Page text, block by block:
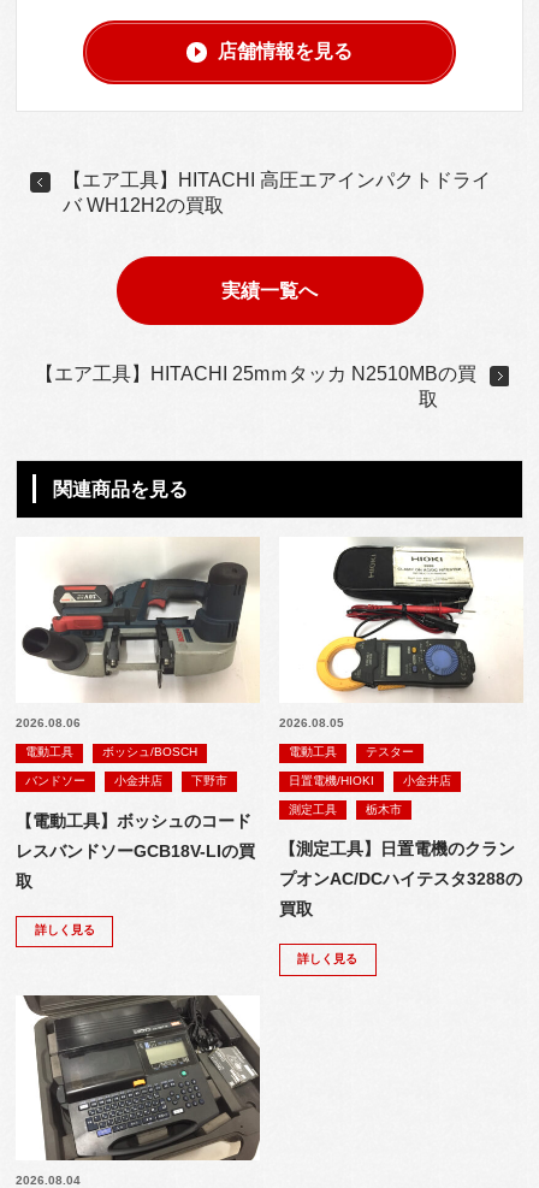
店舗情報を見る
【エア工具】HITACHI 高圧エアインパクトドライ
バ WH12H2の買取
実績一覧へ
【エア工具】HITACHI 25mｍタッカ N2510MBの買
取
関連商品を見る
2026.08.06
電動工具 ボッシュ/BOSCH
バンドソー 小金井店 下野市
【電動工具】ボッシュのコード
レスバンドソーGCB18V-LIの買
取
詳しく見る
2026.08.05
電動工具 テスター
日置電機/HIOKI 小金井店
測定工具 栃木市
【測定工具】日置電機のクラン
プオンAC/DCハイテスタ3288の
買取
詳しく見る
2026.08.04